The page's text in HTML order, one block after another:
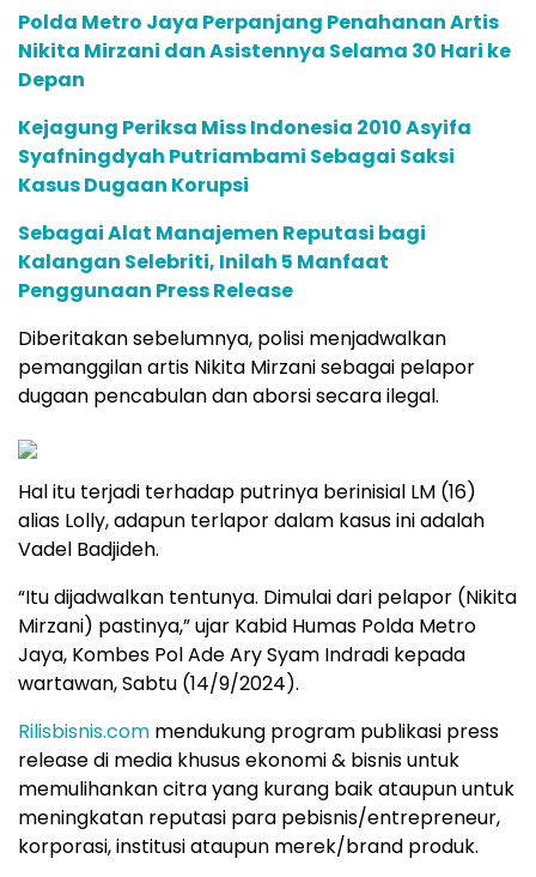
Polda Metro Jaya Perpanjang Penahanan Artis
Nikita Mirzani dan Asistennya Selama 30 Hari ke
Depan
Kejagung Periksa Miss Indonesia 2010 Asyifa
Syafningdyah Putriambami Sebagai Saksi
Kasus Dugaan Korupsi
Sebagai Alat Manajemen Reputasi bagi
Kalangan Selebriti, Inilah 5 Manfaat
Penggunaan Press Release
Diberitakan sebelumnya, polisi menjadwalkan
pemanggilan artis Nikita Mirzani sebagai pelapor
dugaan pencabulan dan aborsi secara ilegal.
Hal itu terjadi terhadap putrinya berinisial LM (16)
alias Lolly, adapun terlapor dalam kasus ini adalah
Vadel Badjideh.
“Itu dijadwalkan tentunya. Dimulai dari pelapor (Nikita
Mirzani) pastinya,” ujar Kabid Humas Polda Metro
Jaya, Kombes Pol Ade Ary Syam Indradi kepada
wartawan, Sabtu (14/9/2024).
Rilisbisnis.com mendukung program publikasi press
release di media khusus ekonomi & bisnis untuk
memulihankan citra yang kurang baik ataupun untuk
meningkatan reputasi para pebisnis/entrepreneur,
korporasi, institusi ataupun merek/brand produk.